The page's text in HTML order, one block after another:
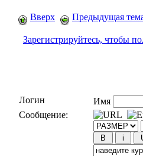
Вверх Предыдущая
Зарегистрируйтесь, чтобы
Логин
Имя
Сообщение: